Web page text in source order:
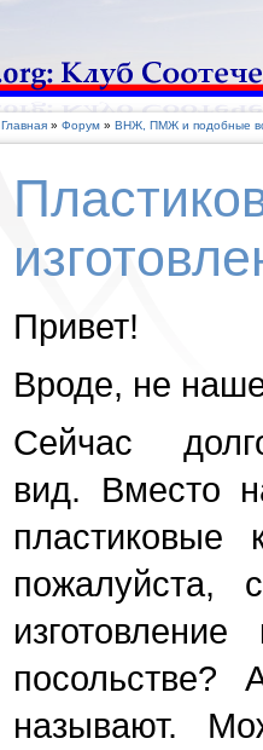
Главная » Форум » ВНЖ, ПМЖ и подобные
Привет!
Вроде, не
Сейчас
вид. Вместо
пластиковые
пожалуйста,
называют.